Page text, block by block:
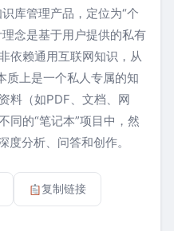
库管理产品，定位为“个
念是基于用户提供的私有
依赖通用互联网知识，从
质上是一个私人专属的知
料（如PDF、文档、网
同的“笔记本”项目中，然
度分析、问答和创作。
复制链接